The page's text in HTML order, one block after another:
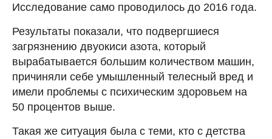
Исследование само проводилось до 2016 года.
Результаты показали, что подвергшиеся
загрязнению двуокиси азота, который
вырабатывается большим количеством машин,
причиняли себе умышленный телесный вред и
имели проблемы с психическим здоровьем на
50 процентов выше.
Такая же ситуация была с теми, кто с детства